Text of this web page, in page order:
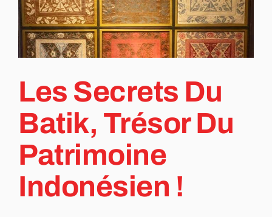
Les Secrets Du
Batik, Trésor Du
Patrimoine
Indonésien !